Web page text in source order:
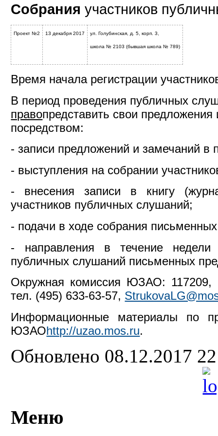
Собранияучастников
Проект №2 13 декабря 2017 ул. Голубинская, д. 5, корп. 3,
школа № 2103 (бывшая школа № 789)
Время начала регистрации
В период проведения публичных
правопредставить свои
посредством:
- записи предложений и замечаний в
- выступления на собрании
- внесения записи в книгу
участников публичных слушаний;
- подачи в ходе собрания
- направления в течение недели
публичных слушаний письменных
Окружная комиссия ЮЗАО: 117209,
тел. (495) 633-63-57,
Информационные материалы по
ЮЗАОhttp://uzao.mos.ru.
Обновлено 08.12.2017
Меню